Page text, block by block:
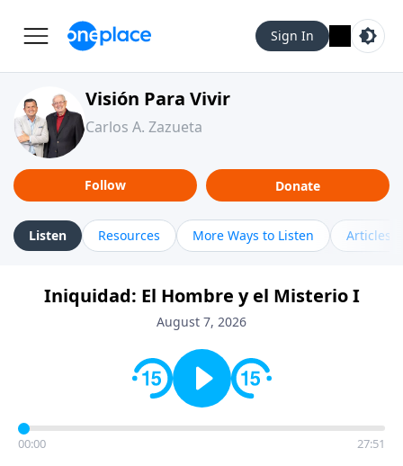
Sign In
Visión Para Vivir
Carlos A. Zazueta
Follow Donate
Listen Resources More Ways to Listen Articles
Iniquidad: El Hombre y el Misterio I
August 7, 2026
00:00 27:51